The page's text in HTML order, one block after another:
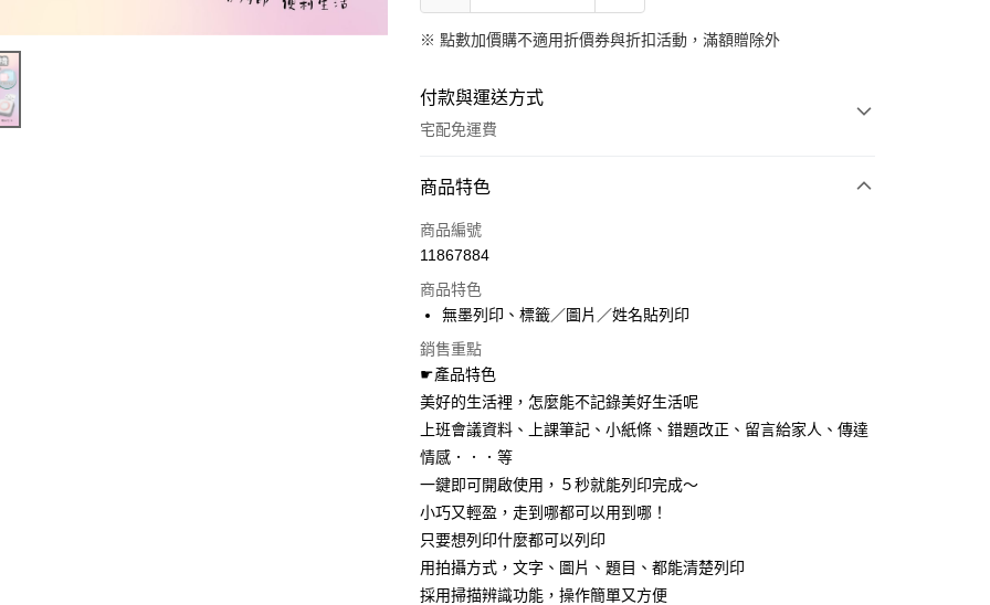
※點數加價購不適用折價券與折扣活動，滿額贈除外
付款與運送方式
宅配免運費
付款方式
全家線上支付
運送方式
本島宅配-活動商品
免運費
離島宅配-常溫商品
免運費
商品特色
商品編號
11867884
商品特色
無墨列印、標籤／圖片／姓名貼列印
銷售重點
☛產品特色
美好的生活裡，怎麼能不記錄美好生活呢
上班會議資料、上課筆記、小紙條、錯題改正、留言給家人、傳達
情感．．．等
一鍵即可開啟使用，５秒就能列印完成～
小巧又輕盈，走到哪都可以用到哪！
只要想列印什麼都可以列印
用拍攝方式，文字、圖片、題目、都能清楚列印
採用掃描辨識功能，操作簡單又方便